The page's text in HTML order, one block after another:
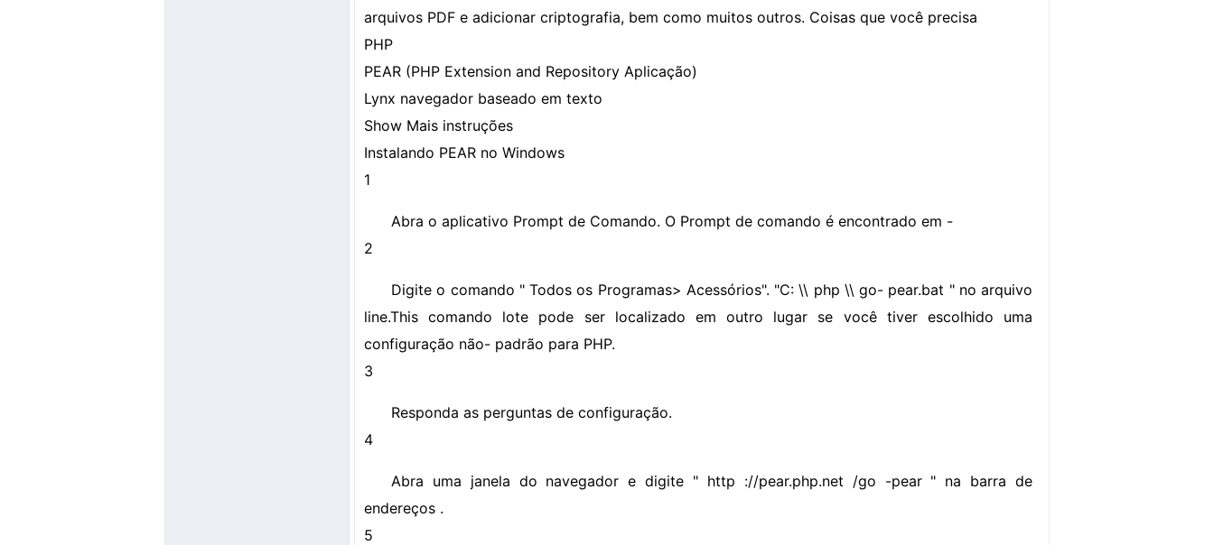
arquivos PDF e adicionar criptografia, bem como muitos outros. Coisas que você precisa
PHP
PEAR (PHP Extension and Repository Aplicação)
Lynx navegador baseado em texto
Show Mais instruções
Instalando PEAR no Windows
1
Abra o aplicativo Prompt de Comando. O Prompt de comando é encontrado em -
2
Digite o comando " Todos os Programas> Acessórios". "C: \\ php \\ go- pear.bat " no arquivo
line.This comando lote pode ser localizado em outro lugar se você tiver escolhido uma
configuração não- padrão para PHP.
3
Responda as perguntas de configuração.
4
Abra uma janela do navegador e digite " http ://pear.php.net /go -pear " na barra de
endereços .
5